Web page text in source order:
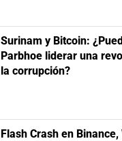
Surinam y Bitcoin:
Parbhoe liderar una
la corrupción?
Flash Crash en Binance,